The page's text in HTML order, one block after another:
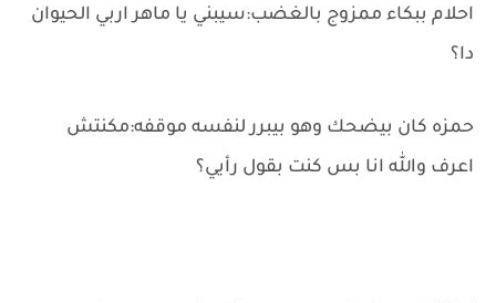
احلام ببكاء ممزوج بالغضب:سيبني يا ماهر اربي الحيوان
دا؟
حمزه كان بيضحك وهو بيبرر لنفسه موقفه:مكنتش
اعرف والله انا بس كنت بقول رأيي؟